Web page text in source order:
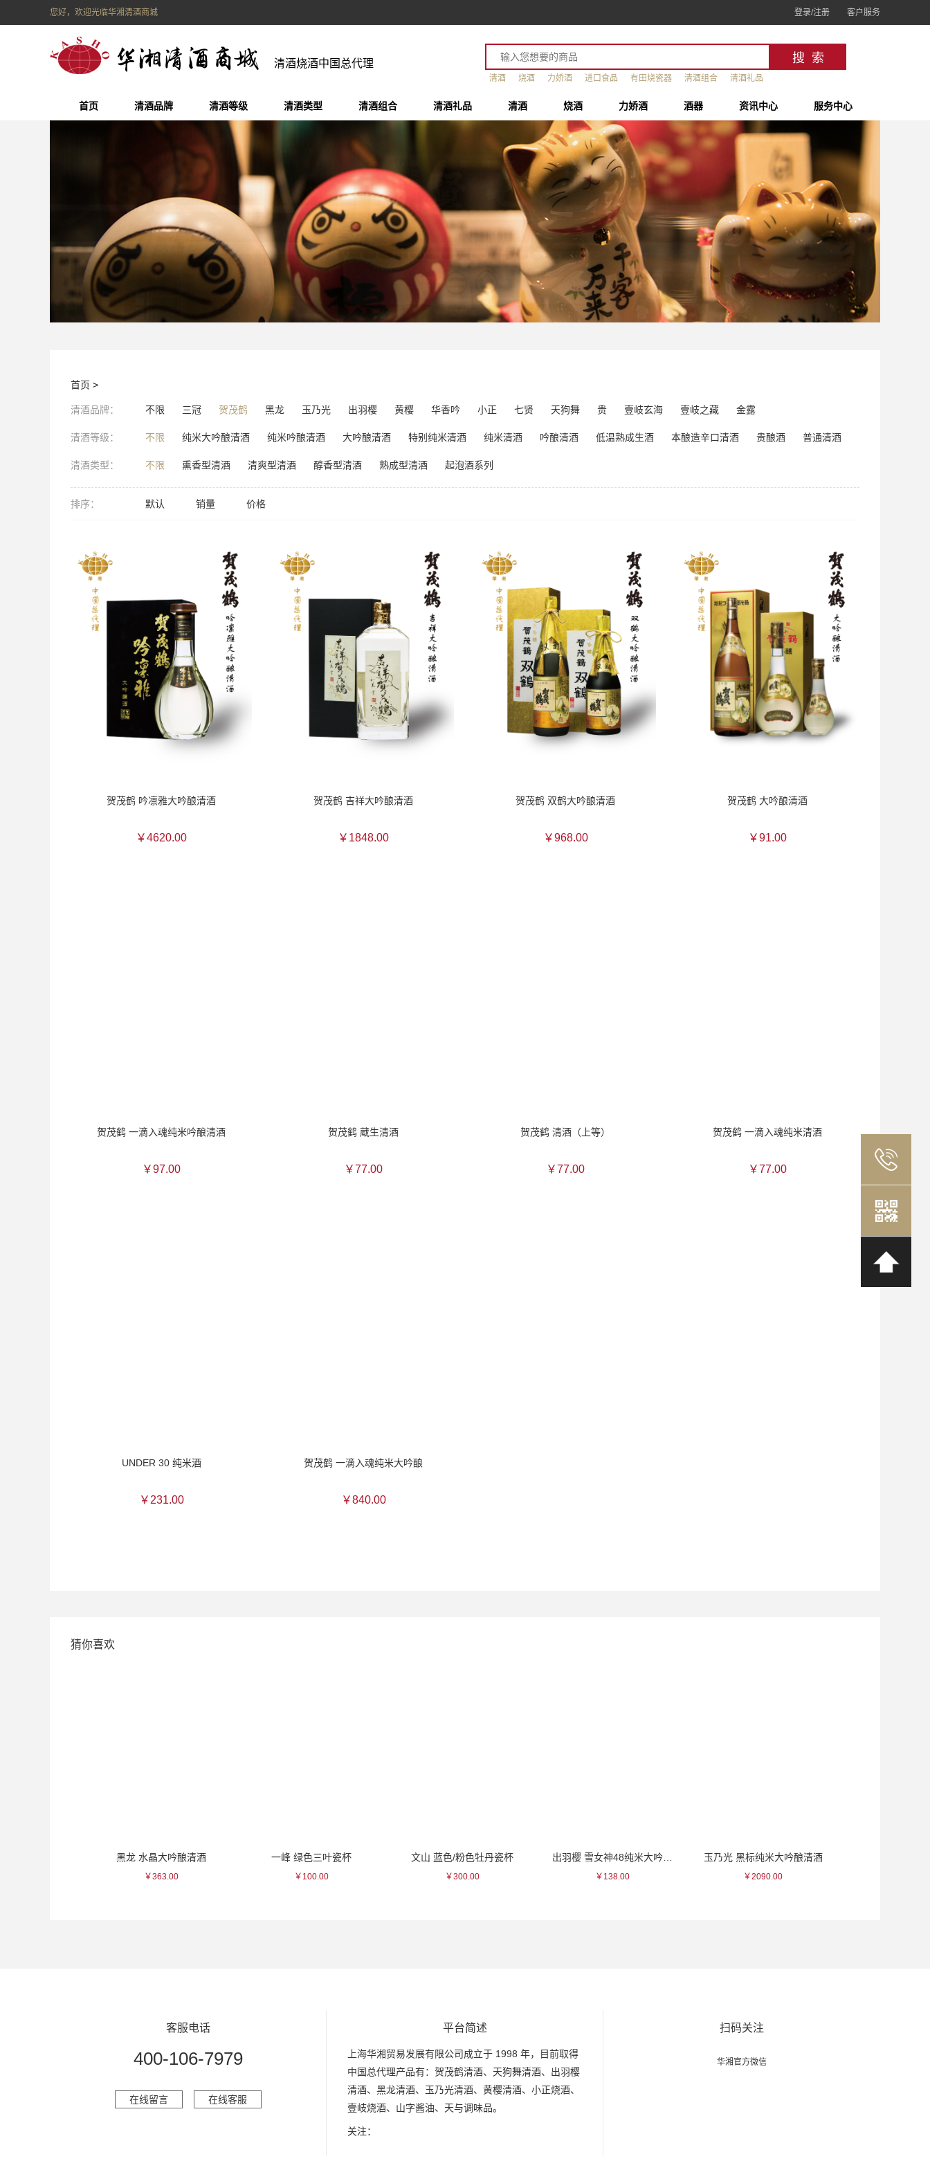
您好，欢迎光临华湘清酒商城 登录/注册 客户服务
清酒烧酒中国总代理
清酒 烧酒 力娇酒 进口食品 有田烧瓷器 清酒组合 清酒礼品
首页 清酒品牌 清酒等级 清酒类型 清酒组合 清酒礼品 清酒 烧酒 力娇酒 酒器 资讯中心 服务中心
首页 >
清酒品牌： 不限 三冠 贺茂鹤 黑龙 玉乃光 出羽樱 黄樱 华香吟 小正 七贤 天狗舞 贵 壹岐玄海 壹岐之藏 金露
清酒等级： 不限 纯米大吟酿清酒 纯米吟酿清酒 大吟酿清酒 特别纯米清酒 纯米清酒 吟酿清酒 低温熟成生酒 本酿造辛口清酒 贵酿酒 普通清酒
清酒类型： 不限 熏香型清酒 清爽型清酒 醇香型清酒 熟成型清酒 起泡酒系列
排序： 默认 销量 价格
贺茂鹤 吟凛雅大吟酿清酒
￥4620.00
贺茂鹤 吉祥大吟酿清酒
￥1848.00
贺茂鹤 双鹤大吟酿清酒
￥968.00
贺茂鹤 大吟酿清酒
￥91.00
贺茂鹤 一滴入魂纯米吟酿清酒
￥97.00
贺茂鹤 蔵生清酒
￥77.00
贺茂鹤 清酒（上等）
￥77.00
贺茂鹤 一滴入魂纯米清酒
￥77.00
UNDER 30 纯米酒
￥231.00
贺茂鹤 一滴入魂纯米大吟酿
￥840.00
猜你喜欢
黑龙 水晶大吟酿清酒
￥363.00
一峰 绿色三叶瓷杯
￥100.00
文山 蓝色/粉色牡丹瓷杯
￥300.00 ￥138.00
玉乃光 黑标纯米大吟酿清酒
￥2090.00
客服电话
400-106-7979
在线留言 在线客服
平台简述
上海华湘贸易发展有限公司成立于 1998 年，目前取得
中国总代理产品有：贺茂鹤清酒、天狗舞清酒、出羽樱
清酒、黑龙清酒、玉乃光清酒、黄樱清酒、小正烧酒、
壹岐烧酒、山字酱油、天与调味品。
关注：
扫码关注
华湘官方微信